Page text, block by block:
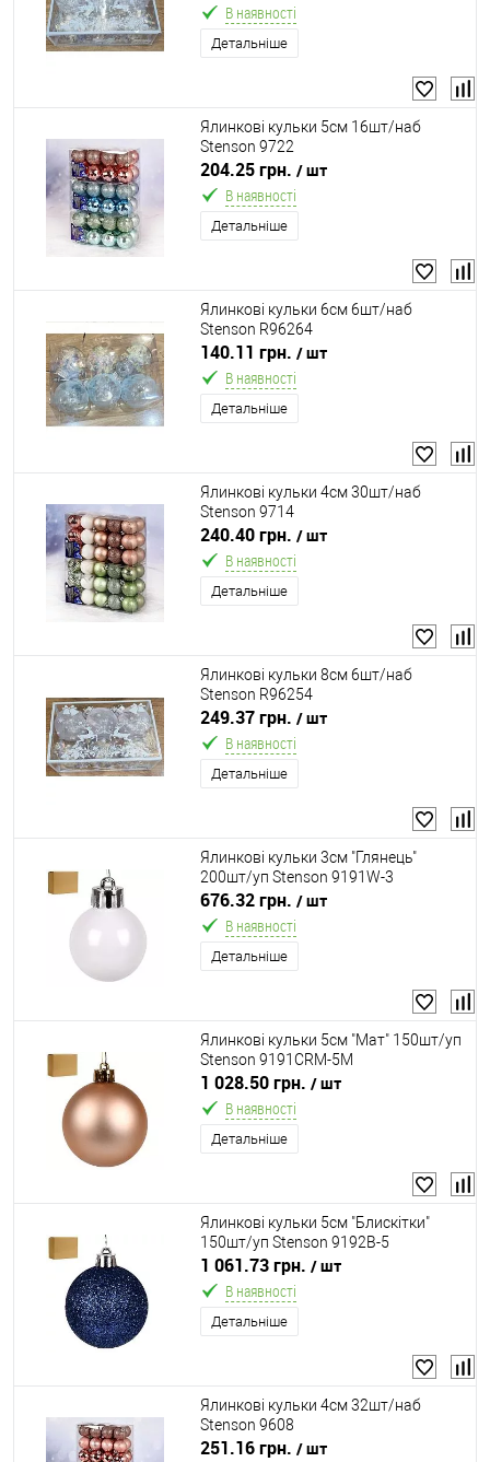
В наявності
Детальніше
Ялинкові кульки 5см 16шт/наб
Stenson 9722
204.25 грн. / шт
В наявності
Детальніше
Ялинкові кульки 6см 6шт/наб
Stenson R96264
140.11 грн. / шт
В наявності
Детальніше
Ялинкові кульки 4см 30шт/наб
Stenson 9714
240.40 грн. / шт
В наявності
Детальніше
Ялинкові кульки 8см 6шт/наб
Stenson R96254
249.37 грн. / шт
В наявності
Детальніше
Ялинкові кульки 3см "Глянець"
200шт/уп Stenson 9191W-3
676.32 грн. / шт
В наявності
Детальніше
Ялинкові кульки 5см "Мат" 150шт/уп
Stenson 9191CRM-5M
1 028.50 грн. / шт
В наявності
Детальніше
Ялинкові кульки 5см "Блискітки"
150шт/уп Stenson 9192B-5
1 061.73 грн. / шт
В наявності
Детальніше
Ялинкові кульки 4см 32шт/наб
Stenson 9608
251.16 грн. / шт